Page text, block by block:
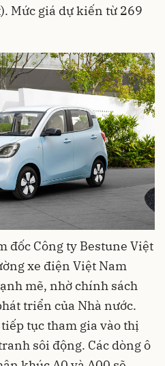
Mức giá dự kiến từ 269
đốc Công ty Bestune Việt
xe điện Việt Nam
mẽ, nhờ chính sách
triển của Nhà nước.
tục tham gia vào thị
sôi động. Các dòng ô